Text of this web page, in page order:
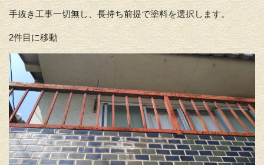
手抜き工事一切無し、長持ち前提で塗料を選択します。
2件目に移動